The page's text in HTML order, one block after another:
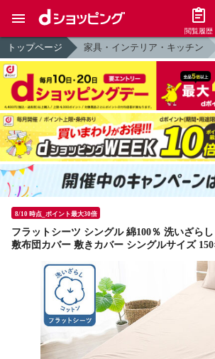
閲覧履歴
トップページ 家具・インテリア・キッチン
8/10 時点_ポイント最大30倍
フラットシーツ シングル 綿100％ 洗いざら
敷布団カバー 敷きカバー シングルサイズ